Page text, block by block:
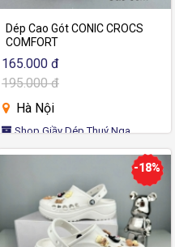
Dép Cao Gót CONIC CROCS
COMFORT
165.000 đ
195.000 đ
Hà Nội
Shop Giầy Dép Thuý Nga
-18%